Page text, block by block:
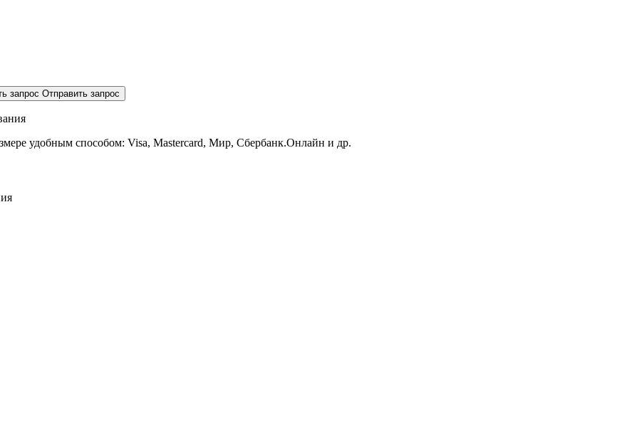
запрос Отправить запрос
удобным способом: Visa, Mastercard, Мир, Сбербанк.Онлайн и др.